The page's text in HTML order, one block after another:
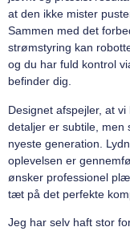
at den ikke mister
Sammen med det
strømstyring kan
og du har fuld kontrol
befinder dig.
Designet afspejler, at
detaljer er subtile, men
nyeste generation.
oplevelsen er
ønsker professionel
tæt på det perfekte
Jeg har selv haft stor